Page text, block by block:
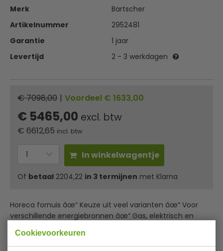
Cookievoorkeuren
Merk
Bartscher
Artikelnummer
2952481
Garantie
1 jaar
Levertijd
2 - 3 werkdagen
€ 7098,00 | Voordeel € 1633,00
€ 5465,00 excl. btw
€ 6612,65 incl. btw
In winkelwagentje
Of betaal 2204,22 in 3 termijnen met Klarna
Horeca fornuis âœ“ Keuze uit veel varianten âœ“ Voor
verschillende energiebronnen âœ“ Gas, elektrisch en